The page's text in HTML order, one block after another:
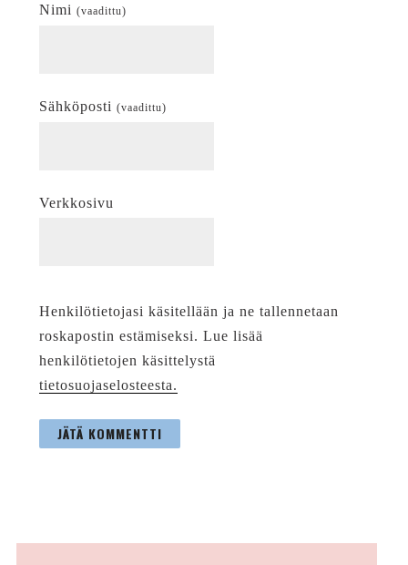
Nimi (vaadittu)
Sähköposti (vaadittu)
Verkkosivu
Henkilötietojasi käsitellään ja ne tallennetaan
roskapostin estämiseksi. Lue lisää
henkilötietojen käsittelystä
tietosuojaselosteesta.